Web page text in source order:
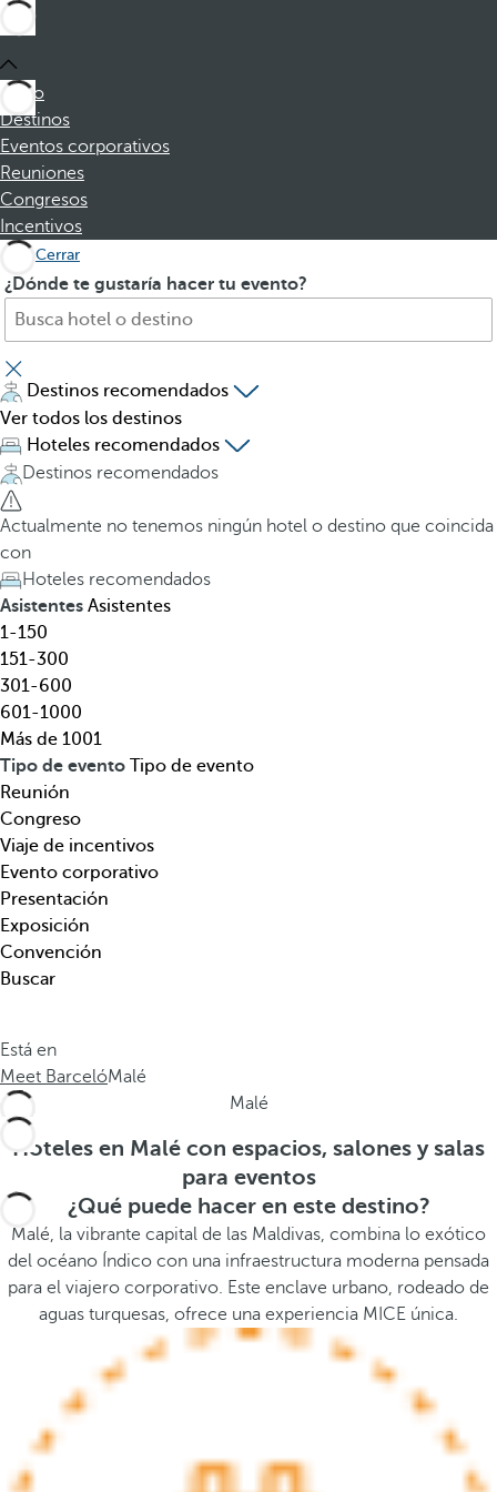
Inicio
Destinos
Eventos corporativos
Reuniones
Congresos
Incentivos
Cerrar
¿Dónde te gustaría hacer tu evento?
B
s
q
u
e
h
o
t
e
l
,
d
e
s
t
i
n
o
,
t
e
m
á
t
i
c
.
.
A
p
u
l
s
a
r
l
a
t
e
c
l
a
d
e
f
l
e
c
h
a
h
a
c
i
b
a
s
b
r
Destinos recomendados
Ver todos los destinos
Hoteles recomendados
Destinos recomendados
Actualmente no tenemos ningún hotel o destino que coincida
con
Hoteles recomendados
Asistentes Asistentes
1-150
151-300
301-600
601-1000
Más de 1001
Tipo de evento Tipo de evento
Reunión
Congreso
Viaje de incentivos
Evento corporativo
Presentación
Exposición
Convención
Buscar
Está en
Meet BarcelóMalé
Malé
Hoteles en Malé con espacios, salones y salas
para eventos
¿Qué puede hacer en este destino?
Malé, la vibrante capital de las Maldivas, combina lo exótico
del océano Índico con una infraestructura moderna pensada
para el viajero corporativo. Este enclave urbano, rodeado de
aguas turquesas, ofrece una experiencia MICE única.